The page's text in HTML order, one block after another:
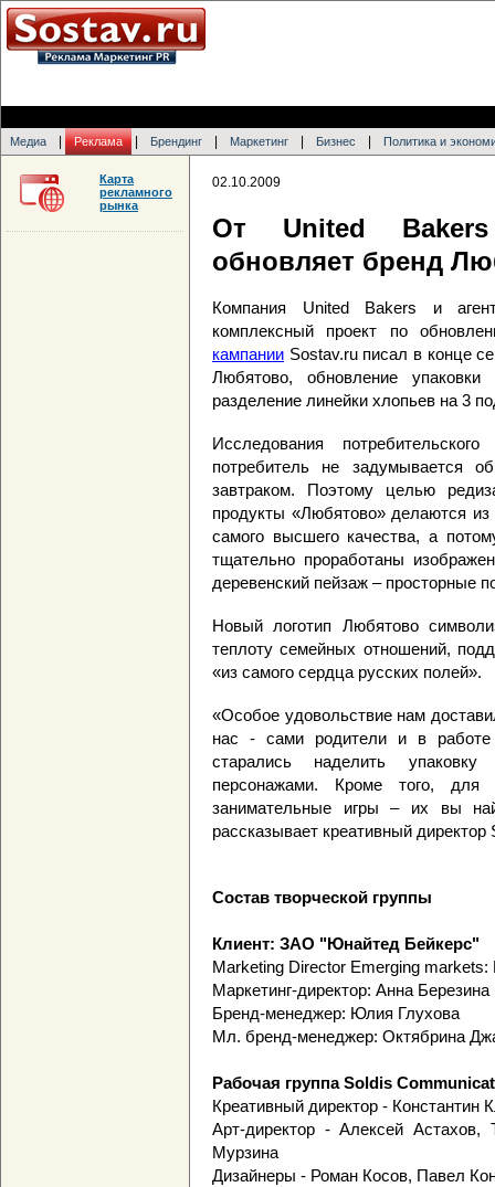
Медиа Реклама Брендинг Маркетинг Бизнес Политика и
02.10.2009
От United
обновляет бренд
Компания United Bakers и
комплексный проект по
кампании Sostav.ru писал в конце
Любятово, обновление
разделение линейки хлопьев на 3
Исследования
потребитель не задумывается
завтраком. Поэтому целью
продукты «Любятово» делаются из
самого высшего качества, а
тщательно проработаны
деревенский пейзаж – просторные
Новый логотип Любятово
теплоту семейных отношений,
«из самого сердца русских полей».
«Особое удовольствие нам
нас - сами родители и в
старались наделить
персонажами. Кроме того,
занимательные игры – их вы
рассказывает креативный
Состав творческой группы
Клиент: ЗАО "Юнайтед Бейкерс"
Marketing Director Emerging markets:
Маркетинг-директор: Анна Березина
Бренд-менеджер: Юлия Глухова
Мл. бренд-менеджер: Октябрина
Рабочая группа Soldis
Креативный директор - Константин
Арт-директор - Алексей
Мурзина
Дизайнеры - Роман Косов, Павел
Карта
рекламного
рынка